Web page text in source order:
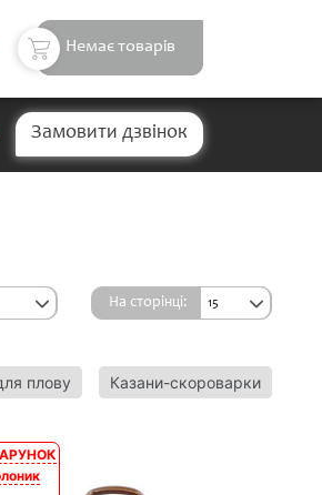
Немає товарів
Замовити дзвінок
На сторінці: 15
плову Казани-скороварки